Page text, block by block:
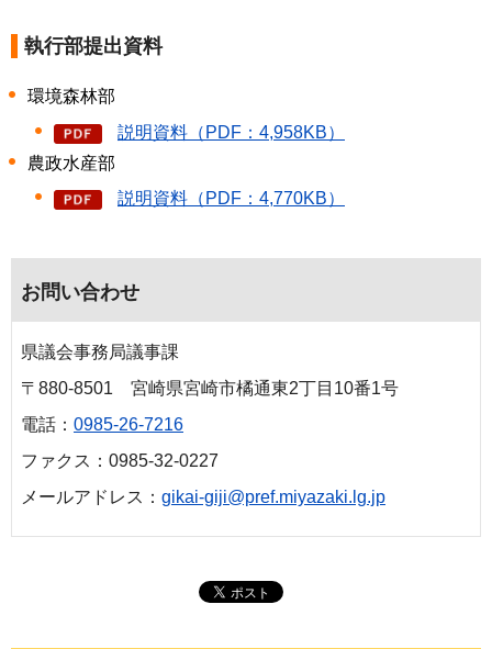
執行部提出資料
環境森林部
説明資料（PDF：4,958KB）
農政水産部
説明資料（PDF：4,770KB）
お問い合わせ
県議会事務局議事課
〒880-8501 宮崎県宮崎市橘通東2丁目10番1号
電話： 0985-26-7216
ファクス：0985-32-0227
メールアドレス： gikai-giji@pref.miyazaki.lg.jp